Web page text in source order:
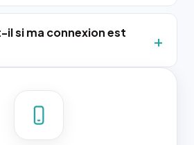
il si ma connexion est